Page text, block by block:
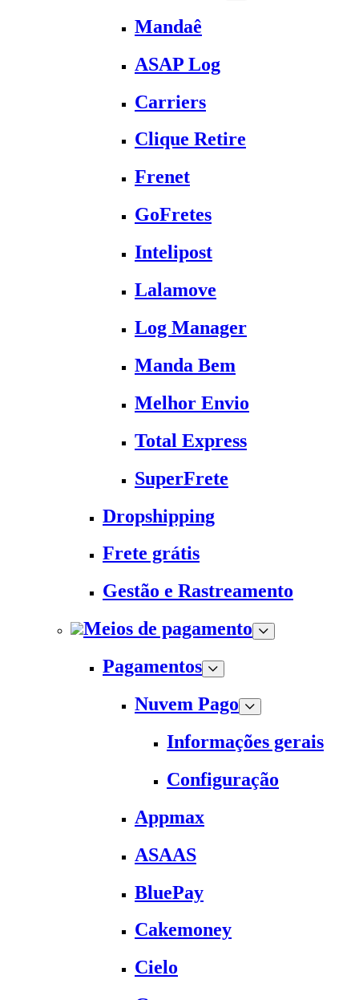
Mandaê
ASAP Log
Carriers
Clique Retire
Frenet
GoFretes
Intelipost
Lalamove
Log Manager
Manda Bem
Melhor Envio
Total Express
SuperFrete
Dropshipping
Frete grátis
Gestão e Rastreamento
Meios de pagamento
Pagamentos
Nuvem Pago
Informações gerais
Configuração
Appmax
ASAAS
BluePay
Cakemoney
Cielo